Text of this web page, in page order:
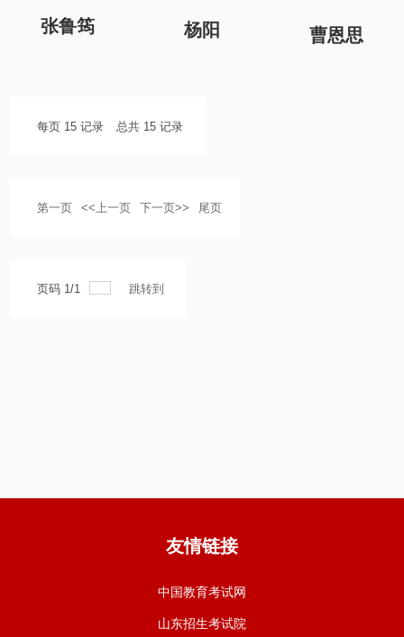
张鲁筠 杨阳 曹恩思
每页 15 记录 总共 15 记录
第一页 <<上一页 下一页>> 尾页
页码 1/1 跳转到
友情链接
中国教育考试网
山东招生考试院